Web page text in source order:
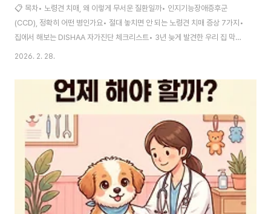
📋 목차• 노령견 치매, 왜 이렇게 무서운 질환일까• 인지기능장애증후군
(CCD), 정확히 어떤 병인가요• 절대 놓치면 안 되는 노령견 치매 증상 7가지•
집에서 해보는 DISHAA 자가진단 체크리스트• 3년 늦게 발견한 우리 집 막내,
직접 겪은 실패담• 수의사가 알려주는 치매 치료와 일상 관리법• 지금 당장 시
꾸 벽을 보고 멍하니 서 있어요." "밤마다 이유 없이 짖고 돌아다니는데, 혹시
치매인 걸까요?" 반려견과 10년 넘게 함께 살아온 보호자라면 한 번쯤 이런 불
령견의 약 50%에서 인지기능장애 임상 징후가 관찰된다는 통계가 있어요. 절
반이나..
2026. 2. 28.